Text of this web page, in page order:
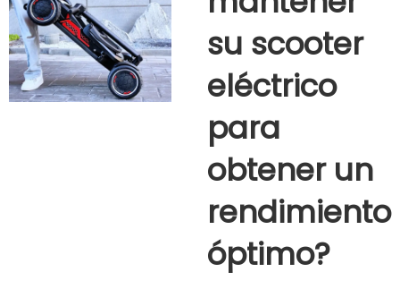
su scooter
eléctrico
para
obtener un
rendimiento
óptimo?